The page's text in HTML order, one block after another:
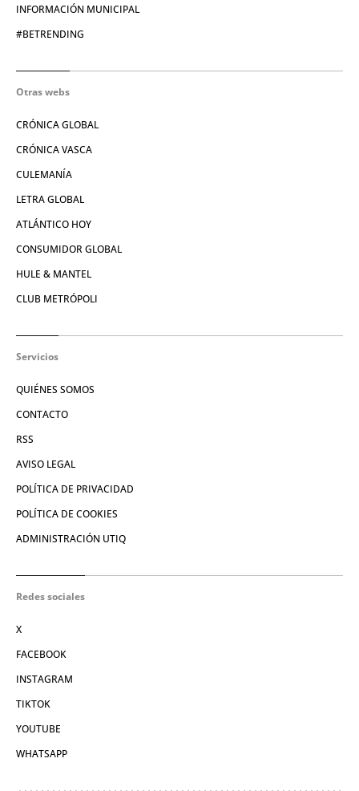
INFORMACIÓN MUNICIPAL
#BETRENDING
Otras webs
CRÓNICA GLOBAL
CRÓNICA VASCA
CULEMANÍA
LETRA GLOBAL
ATLÁNTICO HOY
CONSUMIDOR GLOBAL
HULE & MANTEL
CLUB METRÓPOLI
Servicios
QUIÉNES SOMOS
CONTACTO
RSS
AVISO LEGAL
POLÍTICA DE PRIVACIDAD
POLÍTICA DE COOKIES
ADMINISTRACIÓN UTIQ
Redes sociales
X
FACEBOOK
INSTAGRAM
TIKTOK
YOUTUBE
WHATSAPP